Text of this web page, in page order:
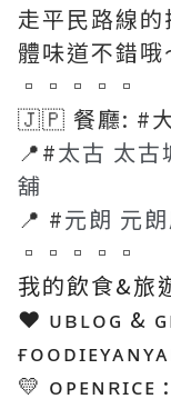
走平民路線
體味道不錯哦
▫▫▫▫▫
🇯🇵 餐廳: #
📍#太古 太古
舖
📍 #元朗 元
▫▫▫▫▫
我的飲食&旅
❤️ ᴜʙʟᴏɢ &
💛 ᴏᴘᴇɴʀɪᴄᴇ